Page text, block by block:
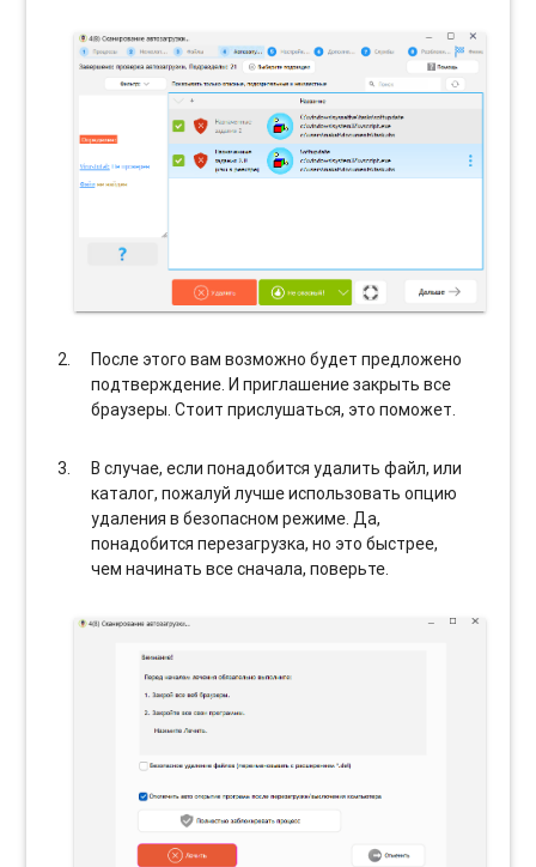
После этого вам возможно будет предложено
подтверждение. И приглашение закрыть все
браузеры. Стоит прислушаться, это поможет.
В случае, если понадобится удалить файл, или
каталог, пожалуй лучше использовать опцию
удаления в безопасном режиме. Да,
понадобится перезагрузка, но это быстрее,
чем начинать все сначала, поверьте.